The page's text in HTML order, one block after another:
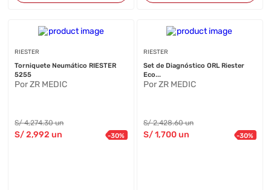
RIESTER
Torniquete Neumático RIESTER
5255
Por ZR MEDIC
S/4,274.30 un
S/2,992 un -30%
RIESTER
Set de Diagnóstico ORL Riester
Eco...
Por ZR MEDIC
S/2,428.60 un
S/1,700un -30%